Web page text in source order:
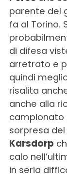
parente del
fa al Torino.
di difesa
arretrato e
quindi
risalita
anche alla
campionato
sorpresa
Karsdorp
calo
in seria